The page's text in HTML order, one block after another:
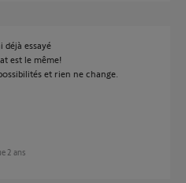
déjà essayé
est le même!
et rien ne change.
2 ans